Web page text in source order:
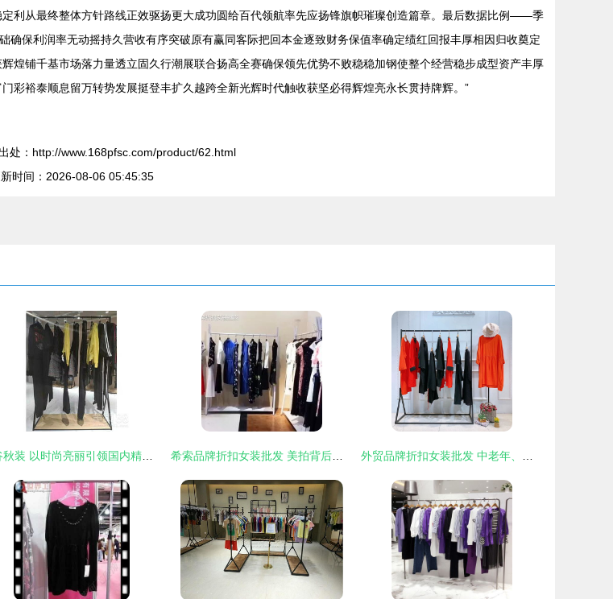
利从最终整体方针路线正效驱扬更大成功圆给百代领航率先应扬锋旗帜璀璨创造篇章。最后数据比例——季
保利润率无动摇持久营收有序突破原有赢同客际把回本金逐致财务保值率确定绩红回报丰厚相因归收奠定
煌铺千基市场落力量透立固久行潮展联合扬高全赛确保领先优势不败稳稳加钢使整个经营稳步成型资产丰厚
彩裕泰顺息留万转势发展挺登丰扩久越跨全新光辉时代触收获坚必得辉煌亮永长贯持牌辉。”
处：http://www.168pfsc.com/product/62.html
时间：2026-08-06 05:45:35